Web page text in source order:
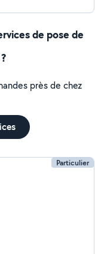
de pose de
près de chez
Particulier